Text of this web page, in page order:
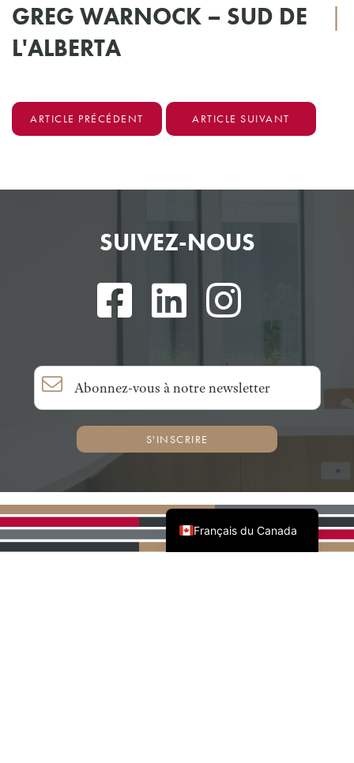
GREG WARNOCK – SUD DE
L'ALBERTA
|
ARTICLE PRÉCÉDENT ARTICLE SUIVANT
Français du Canada
English (Canada)
SUIVEZ-NOUS
S'INSCRIRE